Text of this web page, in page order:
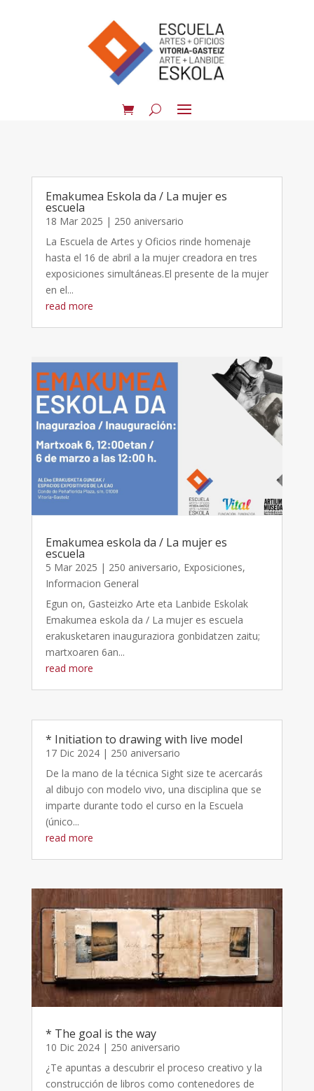
Emakumea Eskola da / La mujer es
escuela
18 Mar 2025 | 250 aniversario
La Escuela de Artes y Oficios rinde homenaje
hasta el 16 de abril a la mujer creadora en tres
exposiciones simultáneas.El presente de la mujer
en el...
read more
Emakumea eskola da / La mujer es
escuela
5 Mar 2025 | 250 aniversario, Exposiciones,
Informacion General
Egun on, Gasteizko Arte eta Lanbide Eskolak
Emakumea eskola da / La mujer es escuela
erakusketaren inauguraziora gonbidatzen zaitu;
martxoaren 6an...
read more
* Initiation to drawing with live model
17 Dic 2024| 250 aniversario
De la mano de la técnica Sight size te acercarás
al dibujo con modelo vivo, una disciplina que se
imparte durante todo el curso en la Escuela
(único...
read more
* The goal is the way
10 Dic 2024| 250 aniversario
¿Te apuntas a descubrir el proceso creativo y la
construcción de libros como contenedores de